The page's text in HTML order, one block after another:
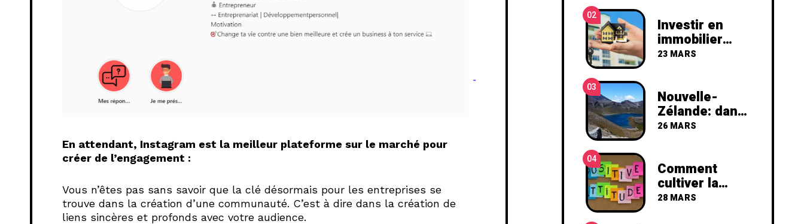
En attendant, Instagram est la meilleur plateforme sur le marché pour
créer de l’engagement :
Vous n’êtes pas sans savoir que la clé désormais pour les entreprises se
trouve dans la création d’une communauté. C’est à dire dans la création de
liens sincères et profonds avec votre audience.
02
Investir en
immobilier
locatif, par où
23 MARS
03
Nouvelle-
Zélande: dans
les pas de
Bilbon
26 MARS
04
Comment
cultiver la
positive
28 MARS